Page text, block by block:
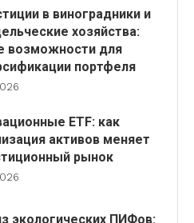
в виноградники и
хозяйства:
возможности для
портфеля
ETF: как
активов меняет
рынок
экологических ПИФов: